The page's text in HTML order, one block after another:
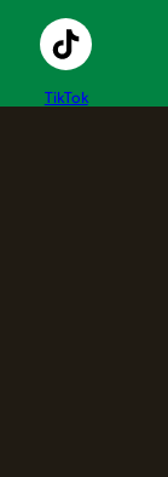
TikTok